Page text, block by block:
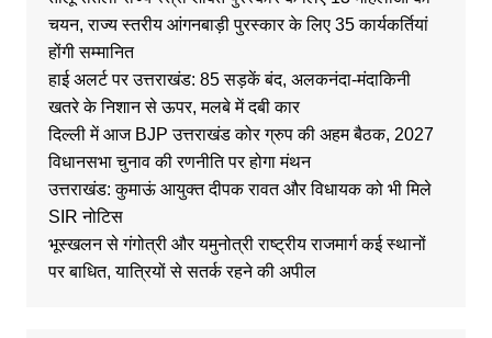
चयन, राज्य स्तरीय आंगनबाड़ी पुरस्कार के लिए 35 कार्यकर्तियां
होंगी सम्मानित
हाई अलर्ट पर उत्तराखंड: 85 सड़कें बंद, अलकनंदा-मंदाकिनी
खतरे के निशान से ऊपर, मलबे में दबी कार
दिल्ली में आज BJP उत्तराखंड कोर ग्रुप की अहम बैठक, 2027
विधानसभा चुनाव की रणनीति पर होगा मंथन
उत्तराखंड: कुमाऊं आयुक्त दीपक रावत और विधायक को भी मिले
SIR नोटिस
भूस्खलन से गंगोत्री और यमुनोत्री राष्ट्रीय राजमार्ग कई स्थानों
पर बाधित, यात्रियों से सतर्क रहने की अपील